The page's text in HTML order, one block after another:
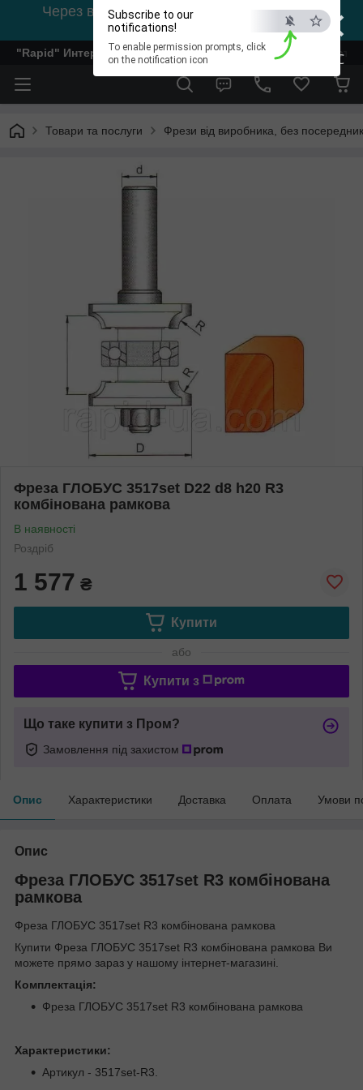
×
ESC
Subscribe to our
notifications!
To enable permission prompts, click
on the notification icon
Через відсутність світла, зв'язок на viber
0978002056
"Rapid" Интернет-магазин деревообрабатывающего
Товари та послуги Фрези від виробника, без
Фреза ГЛОБУС 3517set D22 d8 h20 R3
комбінована рамкова
В наявності
Роздріб
1 577 ₴
Купити
або
Купити з
Що таке купити з Пром?
Замовлення під захистом
Опис Характеристики Доставка Оплата Умови
Опис
Фреза ГЛОБУС 3517set R3 комбінована
рамкова
Фреза ГЛОБУС 3517set R3 комбінована рамкова
Купити Фреза ГЛОБУС 3517set R3 комбінована рамкова Ви
можете прямо зараз у нашому інтернет-магазині.
Комплектація:
Фреза ГЛОБУС 3517set R3 комбінована рамкова
Характеристики:
Артикул - 3517set-R3.